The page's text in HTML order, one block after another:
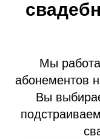
Мы
абонементов
Вы